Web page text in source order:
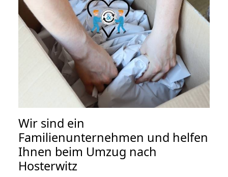
Wir sind ein
Familienunternehmen und helfen
Ihnen beim Umzug nach
Hosterwitz